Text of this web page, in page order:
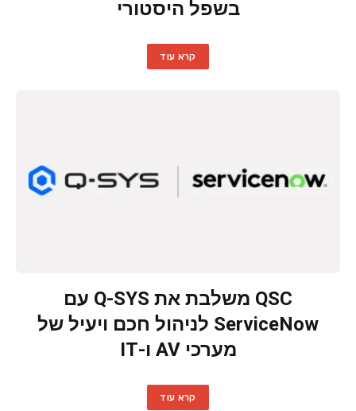
בשפל היסטורי
קרא עוד
QSC משלבת את Q-SYS עם
ServiceNow לניהול חכם ויעיל של
מערכי AV ו-IT
קרא עוד